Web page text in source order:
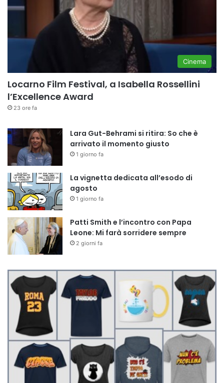
Cinema
Locarno Film Festival, a Isabella Rossellini
l’Excellence Award
23 ore fa
Lara Gut-Behrami si ritira: So che è
arrivato il momento giusto
1 giorno fa
La vignetta dedicata all’esodo di
agosto
1 giorno fa
Patti Smith e l’incontro con Papa
Leone: Mi farà sorridere sempre
2 giorni fa